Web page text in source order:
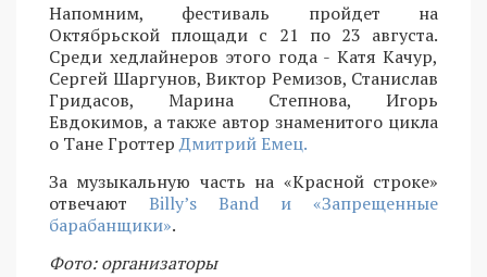
Напомним, фестиваль пройдет на
Октябрьской площади с 21 по 23 августа.
Среди хедлайнеров этого года - Катя Качур,
Сергей Шаргунов, Виктор Ремизов, Станислав
Гридасов, Марина Степнова, Игорь
Евдокимов, а также автор знаменитого цикла
о Тане ГроттерДмитрий Емец.
За музыкальную часть на «Красной строке»
отвечают Billy’s Band и «Запрещенные
барабанщики».
Фото: организаторы